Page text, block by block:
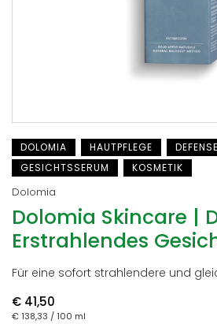
DOLOMIA HAUTPFLEGE
DEFENSE
GESICHTSSERUM
KOSMETIK
Dolomia
Dolomia Skincare |
Erstrahlendes
Für eine sofort strahlendere und
€ 41,50
€ 138,33 / 100 ml